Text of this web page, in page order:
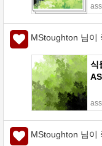
MStoughton 님이
식
MStoughton 님이